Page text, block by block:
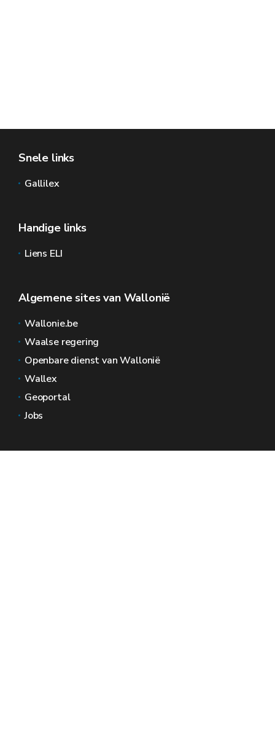
Snele links
Gallilex
Handige links
Liens ELI
Algemene sites van Wallonië
Wallonie.be
Waalse regering
Openbare dienst van Wallonië
Wallex
Geoportal
Jobs